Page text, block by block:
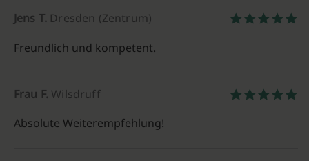
Jens T. Dresden (Zentrum)
Freundlich und kompetent.
Frau F. Wilsdruff
Absolute Weiterempfehlung!